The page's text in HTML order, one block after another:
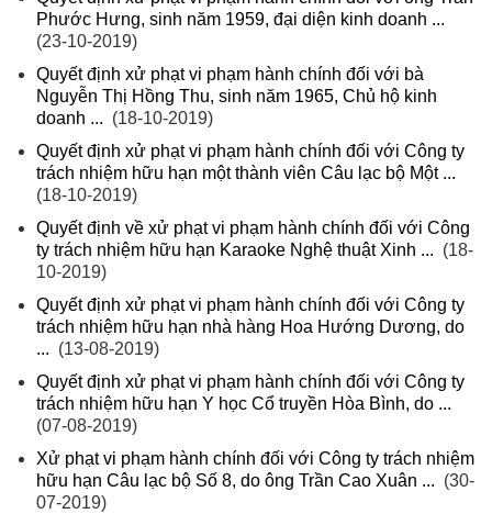
Phước Hưng, sinh năm 1959, đại diện kinh doanh ...
(23-10-2019)
Quyết định xử phạt vi phạm hành chính đối với bà
Nguyễn Thị Hồng Thu, sinh năm 1965, Chủ hộ kinh
doanh ... (18-10-2019)
Quyết định xử phạt vi phạm hành chính đối với Công ty
trách nhiệm hữu hạn một thành viên Câu lạc bộ Một ...
(18-10-2019)
Quyết định về xử phạt vi phạm hành chính đối với Công
ty trách nhiệm hữu hạn Karaoke Nghệ thuật Xinh ... (18-
10-2019)
Quyết định xử phạt vi phạm hành chính đối với Công ty
trách nhiệm hữu hạn nhà hàng Hoa Hướng Dương, do
... (13-08-2019)
Quyết định xử phạt vi phạm hành chính đối với Công ty
trách nhiệm hữu hạn Y học Cổ truyền Hòa Bình, do ...
(07-08-2019)
Xử phạt vi phạm hành chính đối với Công ty trách nhiệm
hữu hạn Câu lạc bộ Số 8, do ông Trần Cao Xuân ... (30-
07-2019)